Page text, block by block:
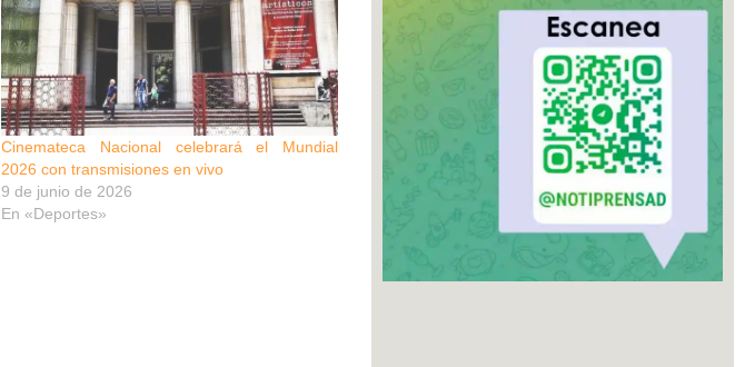
Cinemateca Nacional celebrará el Mundial
2026 con transmisiones en vivo
9 de junio de 2026
En «Deportes»